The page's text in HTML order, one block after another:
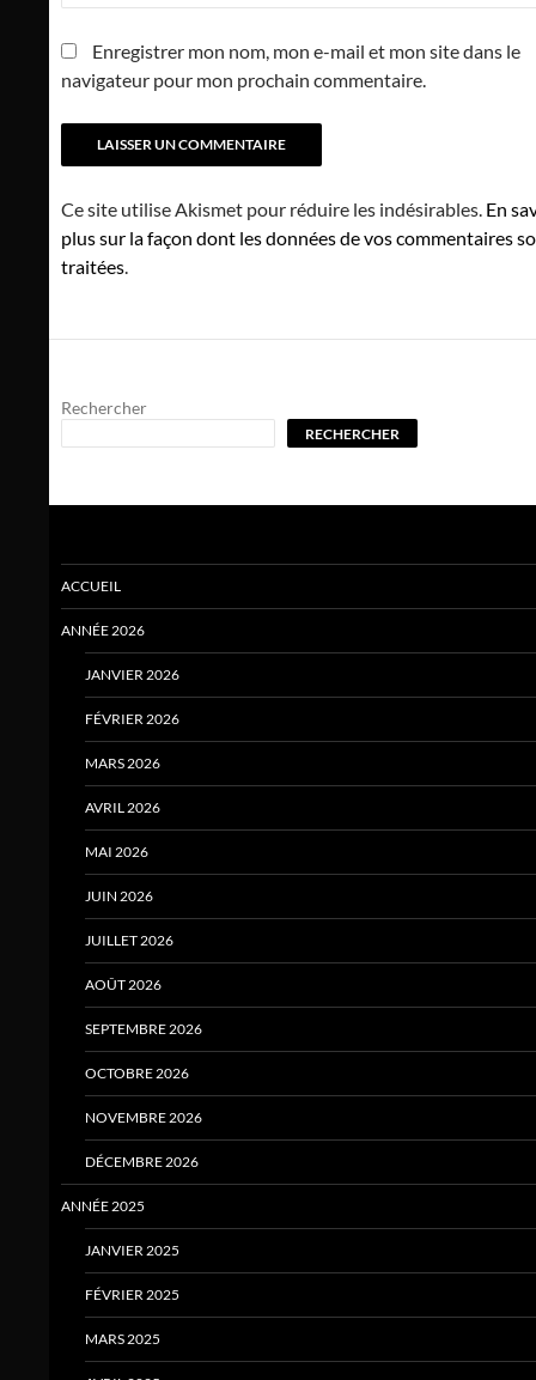
Enregistrer mon nom, mon e-mail et mon site dans le
navigateur pour mon prochain commentaire.
Ce site utilise Akismet pour réduire les indésirables. En
plus sur la façon dont les données de vos commentaires
traitées
Rechercher
RECHERCHER
ACCUEIL
ANNÉE 2026
JANVIER 2026
FÉVRIER 2026
MARS 2026
AVRIL 2026
MAI 2026
JUIN 2026
JUILLET 2026
AOÛT 2026
SEPTEMBRE 2026
OCTOBRE 2026
NOVEMBRE 2026
DÉCEMBRE 2026
ANNÉE 2025
JANVIER 2025
FÉVRIER 2025
MARS 2025